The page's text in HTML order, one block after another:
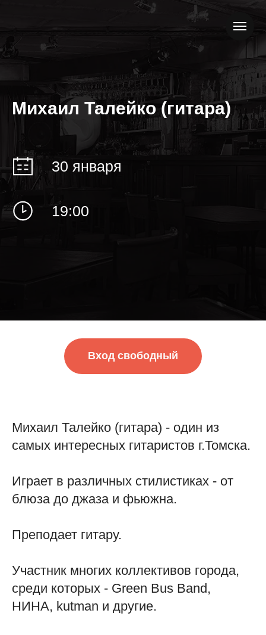
Михаил Талейко (гитара)
30 января
19:00
Вход свободный
Михаил Талейко (гитара) - один из
самых интересных гитаристов г.Томска.
Играет в различных стилистиках - от
блюза до джаза и фьюжна.
Преподает гитару.
Участник многих коллективов города,
среди которых - Green Bus Band,
НИНА, kutman и другие.